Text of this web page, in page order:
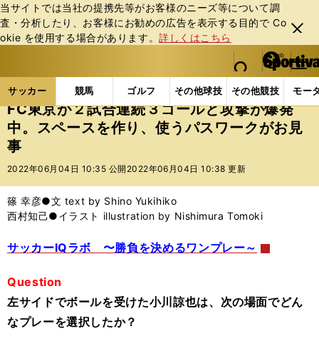
当サイトでは当社の提携先等がお客様のニーズ等について調
査・分析したり、お客様にお勧めの広告を表⽰する⽬的で Co
okie を使⽤する場合があります。詳しくはこちら
閉じ
る
web Sportiva (webスポルティーバ)
検索
マイペ
ー
ジ
メニュ
サッカー 競馬 ゴルフ その他球技 その他競技 モー
ス
ポ
ル
テ
ー
バ
サッカーの記事一覧 Jリーグ他 Jリーグ FC東京
FC東京が２試合連続３ゴールと攻撃が爆発
中。スペースを作り、使うパスワークがお見
事
2022年06月04日 10:35 公開 2022年06月04日 10:38 更新
篠 幸彦●文 text by Shino Yukihiko
西村知己●イラスト illustration by Nishimura Tomoki
サッカーIQラボ 〜勝負を決めるワンプレー～
Question
左サイドでボールを受けた小川諒也は、次の場面でどん
なプレーを選択したか？